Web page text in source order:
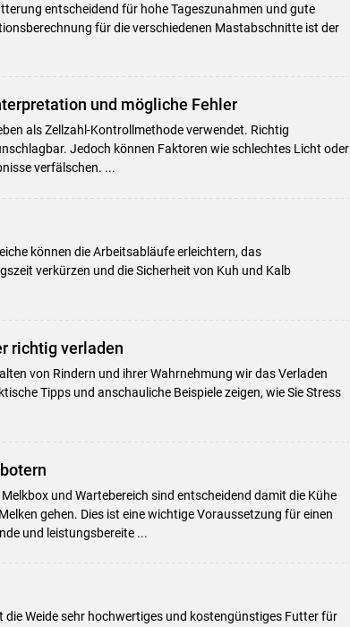
entscheidend für hohe Tageszunahmen und gute
für die verschiedenen Mastabschnitte ist der
und mögliche Fehler
als Zellzahl-Kontrollmethode verwendet. Richtig
Jedoch können Faktoren wie schlechtes Licht oder
verfälschen. ...
können die Arbeitsabläufe erleichtern, das
verkürzen und die Sicherheit von Kuh und Kalb
richtig verladen
von Rindern und ihrer Wahrnehmung wir das Verladen
Tipps und anschauliche Beispiele zeigen, wie Sie Stress
und Wartebereich sind entscheidend damit die Kühe
gehen. Dies ist eine wichtige Voraussetzung für einen
und leistungsbereite ...
Weide sehr hochwertiges und kostengünstiges Futter für